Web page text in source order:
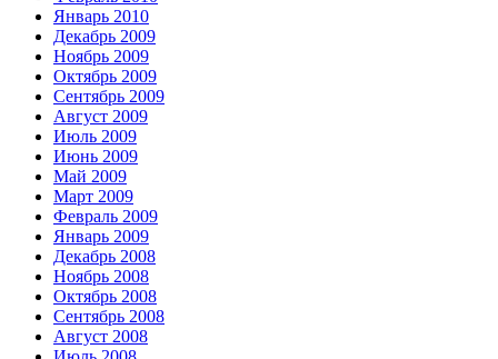
Январь 2010
Декабрь 2009
Ноябрь 2009
Октябрь 2009
Сентябрь 2009
Август 2009
Июль 2009
Июнь 2009
Май 2009
Март 2009
Февраль 2009
Январь 2009
Декабрь 2008
Ноябрь 2008
Октябрь 2008
Сентябрь 2008
Август 2008